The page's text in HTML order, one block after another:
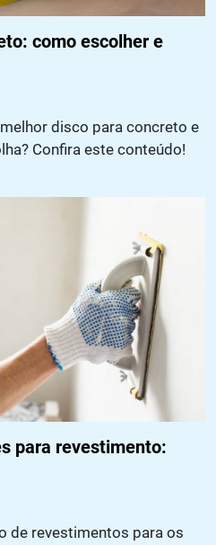
como escolher e
disco para concreto e
Confira este conteúdo!
dicas e truques
para revestimento:
de revestimentos para os